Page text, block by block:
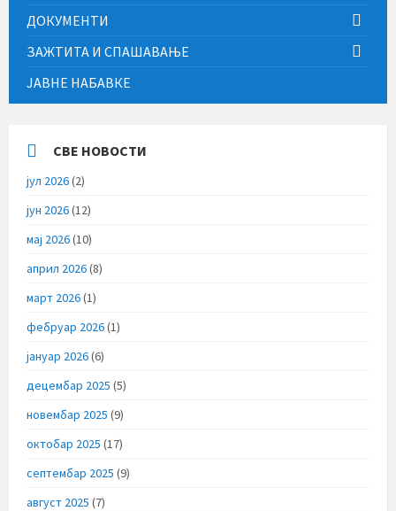
ДОКУМЕНТИ
ЗАЖТИТА И СПАШАВАЊЕ
ЈАВНЕ НАБАВКЕ
СВЕ НОВОСТИ
јул 2026(2)
јун 2026(12)
мај 2026(10)
април 2026(8)
март 2026(1)
фебруар 2026(1)
јануар 2026(6)
децембар 2025 (5)
новембар 2025 (9)
октобар 2025 (17)
септембар 2025 (9)
август 2025 (7)